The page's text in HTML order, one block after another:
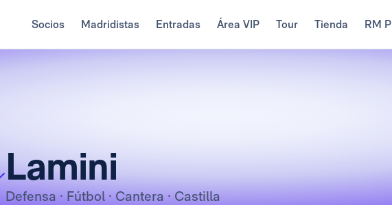
Socios Madridistas Entradas Área VIP Tour Tienda RM
Lamini
Defensa · Fútbol · Cantera · Castilla